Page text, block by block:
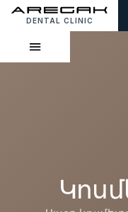
DENTAL CLINIC